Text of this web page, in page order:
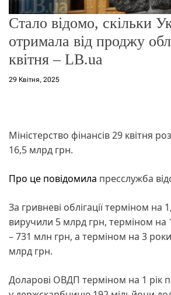
Стало відомо, скільки
отримала від проджу
квітня – LB.ua
29 Квітня, 2025
Міністерство фінансів 29 квітня
16,5 млрд грн.
Про це повідомила пресслужба
За гривневі облігації терміном на
виручили 5 млрд грн, терміном на
– 731 млн грн, а терміном на 3 роки
млрд грн.
Доларові ОВДП терміном на 1 рік